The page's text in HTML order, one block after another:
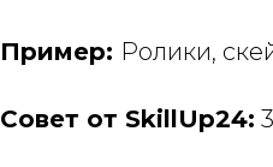
Пример: Ролики,
Совет от SkillUp24: